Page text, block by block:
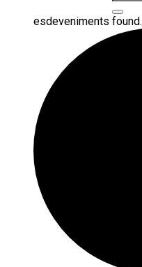
esdeveniments found.